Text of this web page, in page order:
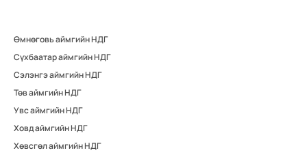
Өмнөговь аймгийн НДГ
Сүхбаатар аймгийн НДГ
Сэлэнгэ аймгийн НДГ
Төв аймгийн НДГ
Увс аймгийн НДГ
Ховд аймгийн НДГ
Хөвсгөл аймгийн НДГ